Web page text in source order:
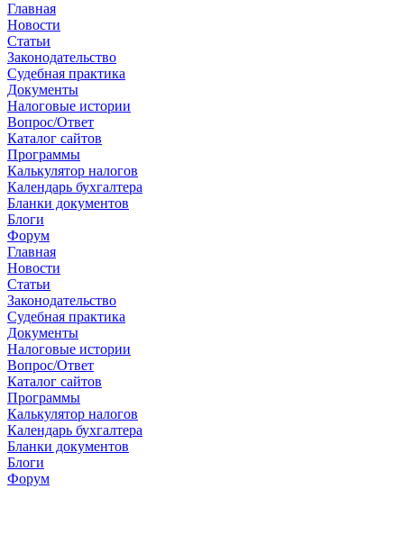
Главная
Новости
Cтатьи
Законодательство
Судебная практика
Документы
Налоговые истории
Вопрос/Ответ
Каталог сайтов
Программы
Калькулятор налогов
Календарь бухгалтера
Бланки документов
Блоги
Форум
Главная
Новости
Cтатьи
Законодательство
Судебная практика
Документы
Налоговые истории
Вопрос/Ответ
Каталог сайтов
Программы
Калькулятор налогов
Календарь бухгалтера
Бланки документов
Блоги
Форум